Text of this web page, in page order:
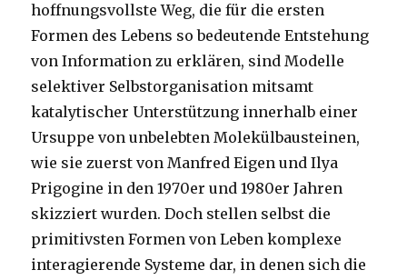
hoffnungsvollste Weg, die für die ersten
Formen des Lebens so bedeutende Entstehung
von Information zu erklären, sind Modelle
selektiver Selbstorganisation mitsamt
katalytischer Unterstützung innerhalb einer
Ursuppe von unbelebten Molekülbausteinen,
wie sie zuerst von Manfred Eigen und Ilya
Prigogine in den 1970er und 1980er Jahren
skizziert wurden. Doch stellen selbst die
primitivsten Formen von Leben komplexe
interagierende Systeme dar, in denen sich die